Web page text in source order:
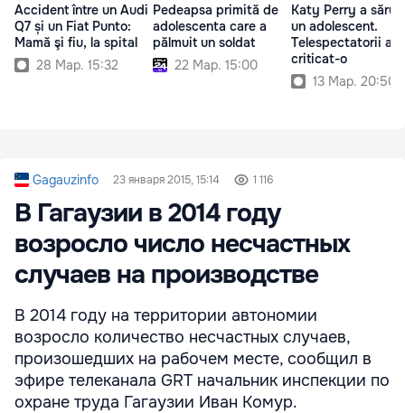
Accident între un Audi
Q7 și un Fiat Punto:
Mamă şi fiu, la spital
28 Мар. 15:32
Pedeapsa primită de
adolescenta care a
pălmuit un soldat
22 Мар. 15:00
Katy Perry a
un adolescent.
Telespectatorii au
criticat-o
13 Мар. 20:50
Gagauzinfo 23 января 2015, 15:14 1 116
В Гагаузии в 2014 году
возросло число несчастных
случаев на производстве
В 2014 году на территории автономии
возросло количество несчастных случаев,
произошедших на рабочем месте, сообщил в
эфире телеканала GRT начальник инспекции по
охране труда Гагаузии Иван Комур.